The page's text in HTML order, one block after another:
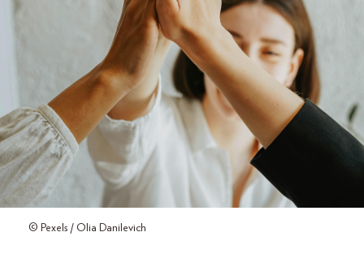
© Pexels / Olia Danilevich